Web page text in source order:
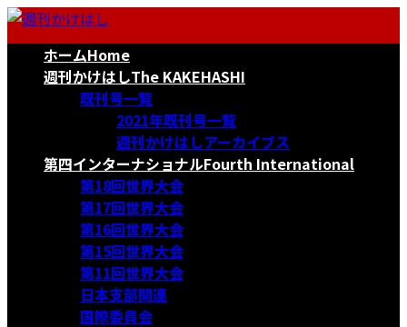
コ
ナ
ホームHome
週刊かけはしThe KAKEHASHI
既刊号一覧
2021年既刊号一覧
週刊かけはしアーカイブス
第四インターナショナルFourth International
第18回世界大会
第17回世界大会
第16回世界大会
第15回世界大会
第11回世界大会
日本支部関連
国際委員会